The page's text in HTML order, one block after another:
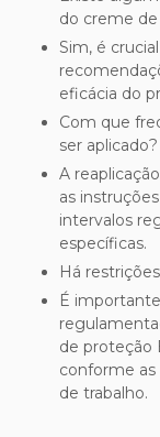
do creme
Sim, é crucial seguir as regulamentações do setor e as
eficácia do
Com que frequência o creme de proteção EPI deve
ser aplicado?
A reaplicação do creme de proteção EPI deve seguir
as
intervalos
específicas.
Há
É importante seguir as orientações do fabricante e as
de proteção
conforme
de trabalho.